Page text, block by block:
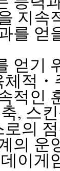
지속
를 얻
얻기
적
적인
, 스
의
의 운
이게